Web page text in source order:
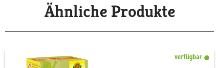
Ähnliche Produkte
verfügbar